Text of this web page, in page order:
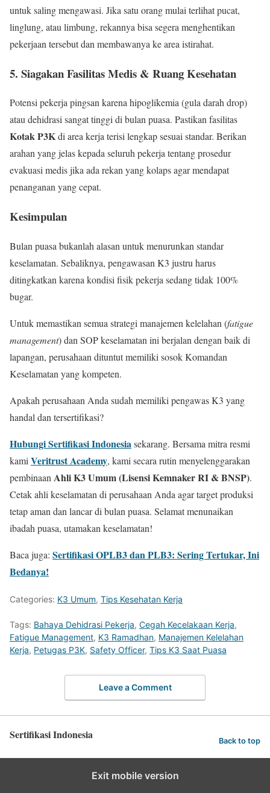
untuk saling mengawasi. Jika satu orang mulai terlihat pucat,
linglung, atau limbung, rekannya bisa segera menghentikan
pekerjaan tersebut dan membawanya ke area istirahat.
5. Siagakan Fasilitas Medis & Ruang Kesehatan
Potensi pekerja pingsan karena hipoglikemia (gula darah drop)
atau dehidrasi sangat tinggi di bulan puasa. Pastikan fasilitas
Kotak P3Kdi area kerja terisi lengkap sesuai standar. Berikan
arahan yang jelas kepada seluruh pekerja tentang prosedur
evakuasi medis jika ada rekan yang kolaps agar mendapat
penanganan yang cepat.
Kesimpulan
Bulan puasa bukanlah alasan untuk menurunkan standar
keselamatan. Sebaliknya, pengawasan K3 justru harus
ditingkatkan karena kondisi fisik pekerja sedang tidak 100%
bugar.
Untuk memastikan semua strategi manajemen kelelahan (fatigue
management) dan SOP keselamatan ini berjalan dengan baik di
lapangan, perusahaan dituntut memiliki sosok Komandan
Keselamatan yang kompeten.
Apakah perusahaan Anda sudah memiliki pengawas K3 yang
handal dan tersertifikasi?
Hubungi Sertifikasi Indonesiasekarang. Bersama mitra resmi
kami Veritrust Academy, kami secara rutin menyelenggarakan
pembinaan Ahli K3 Umum (Lisensi Kemnaker RI & BNSP).
Cetak ahli keselamatan di perusahaan Anda agar target produksi
tetap aman dan lancar di bulan puasa. Selamat menunaikan
ibadah puasa, utamakan keselamatan!
Baca juga: Sertifikasi OPLB3 dan PLB3: Sering Tertukar, Ini
Bedanya!
Categories: K3 Umum, Tips Kesehatan Kerja
Tags: Bahaya Dehidrasi Pekerja, Cegah Kecelakaan Kerja,
Fatigue Management, K3 Ramadhan, Manajemen Kelelahan
Kerja, Petugas P3K, Safety Officer, Tips K3 Saat Puasa
Leave a Comment
Sertifikasi Indonesia Back to top
Exit mobile version